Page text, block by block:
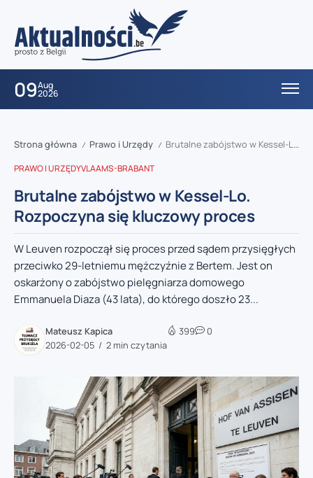
09Aug
2026
Strona główna / Prawo i Urzędy / Brutalne zabójstwo w Kessel-Lo. Rozpoczyna się kluczowy proces
PRAWO I URZĘDYVLAAMS-BRABANT
Brutalne zabójstwo w Kessel-Lo.
Rozpoczyna się kluczowy proces
W Leuven rozpoczął się proces przed sądem przysięgłych
przeciwko 29-letniemu mężczyźnie z Bertem. Jest on
oskarżony o zabójstwo pielęgniarza domowego
Emmanuela Diaza (43 lata), do którego doszło 23...
Mateusz Kapica
2026-02-05
2 min czytania
399 0